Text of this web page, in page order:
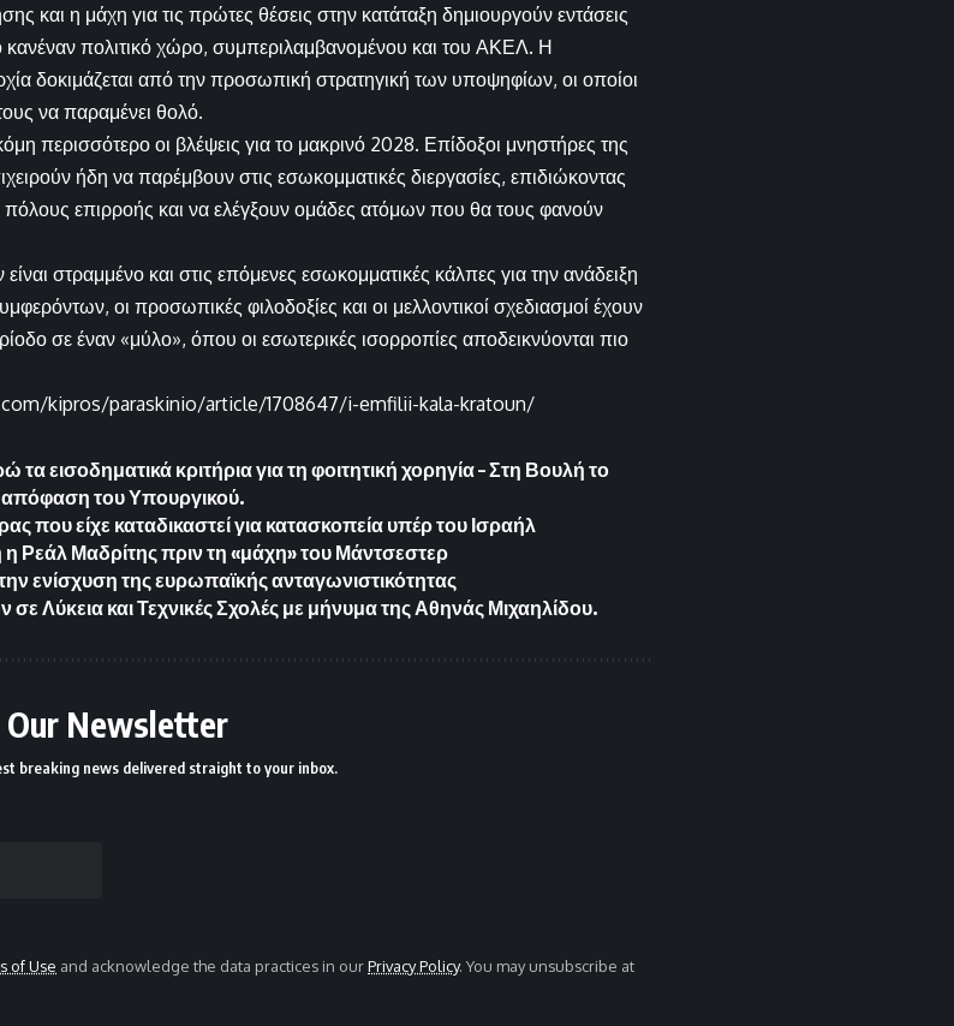
και η μάχη για τις πρώτες θέσεις στην κατάταξη δημιουργούν εντάσεις
πολιτικό χώρο, συμπεριλαμβανομένου και του ΑΚΕΛ. Η
δοκιμάζεται από την προσωπική στρατηγική των υποψηφίων, οι οποίοι
να παραμένει θολό.
περισσότερο οι βλέψεις για το μακρινό 2028. Επίδοξοι μνηστήρες της
ήδη να παρέμβουν στις εσωκομματικές διεργασίες, επιδιώκοντας
επιρροής και να ελέγξουν ομάδες ατόμων που θα τους φανούν
στραμμένο και στις επόμενες εσωκομματικές κάλπες για την ανάδειξη
οι προσωπικές φιλοδοξίες και οι μελλοντικοί σχεδιασμοί έχουν
σε έναν «μύλο», όπου οι εσωτερικές ισορροπίες αποδεικνύονται πιο
kipros/paraskinio/article/1708647/i-emfilii-kala-kratoun/
τα εισοδηματικά κριτήρια για τη φοιτητική χορηγία – Στη Βουλή το
απόφαση του Υπουργικού.
που είχε καταδικαστεί για κατασκοπεία υπέρ του Ισραήλ
Ρεάλ Μαδρίτης πριν τη «μάχη» του Μάντσεστερ
ενίσχυση της ευρωπαϊκής ανταγωνιστικότητας
Λύκεια και Τεχνικές Σχολές με μήνυμα της Αθηνάς Μιχαηλίδου.
Our Newsletter
breaking news delivered straight to your inbox.
of Use and acknowledge the data practices in ourPrivacy Policy. You may unsubscribe at